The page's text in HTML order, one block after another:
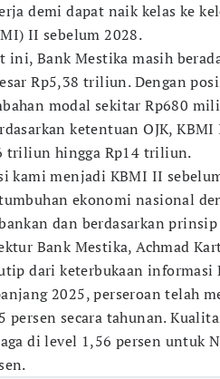
demi dapat naik kelas ke
II sebelum 2028.
ini, Bank Mestika masih
Rp5,38 triliun. Dengan
modal sekitar Rp680
ketentuan OJK,
triliun hingga Rp14 triliun.
kami menjadi KBMI II
ekonomi nasional
dan berdasarkan prinsip
Bank Mestika, Achmad
dari keterbukaan informasi
2025, perseroan telah
persen secara tahunan.
di level 1,56 persen untuk